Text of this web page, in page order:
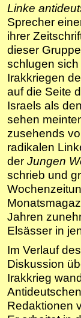
Linke
Sprecher
ihrer
dieser
schlugen
Irakkriegen
auf die Seite
Israels als
sehen
zusehends
radikalen
der Jungen
schrieb und
Jahren
Elsässer in
Im Verlauf
Diskussion
Irakkrieg
Redaktionen